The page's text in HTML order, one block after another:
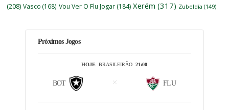
(208) Vasco (168) Vou Ver O Flu Jogar (184) Xerém (317) Zubeldía (149)
Próximos Jogos
HOJE BRASILEIRÃO21:00
BOT FLU